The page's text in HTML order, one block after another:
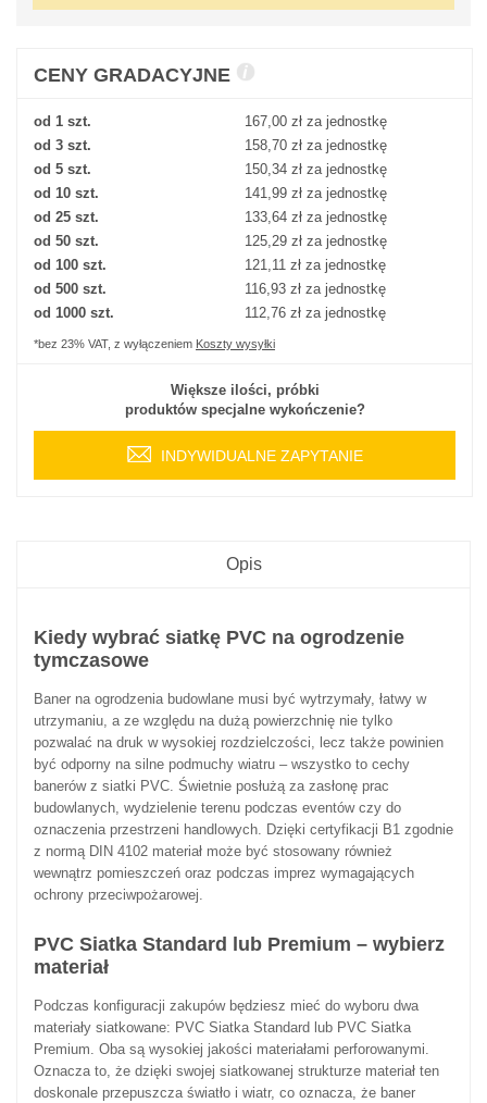
CENY GRADACYJNE
od 1 szt. 167,00 zł za jednostkę
od 3 szt.
158,70 zł za jednostkę
od 5 szt.
150,34 zł za jednostkę
od 10 szt.
141,99 zł za jednostkę
od 25 szt.
133,64 zł za jednostkę
od 50 szt.
125,29 zł za jednostkę
od 100 szt.
121,11 zł za jednostkę
od 500 szt.
116,93 zł za jednostkę
od 1000 szt.
112,76 zł za jednostkę
*bez 23% VAT, z wyłączeniem Koszty wysyłki
Większe ilości, próbki
produktów specjalne wykończenie?
INDYWIDUALNE ZAPYTANIE
Opis
Kiedy wybrać siatkę PVC na ogrodzenie
tymczasowe
Baner na ogrodzenia budowlane musi być wytrzymały, łatwy w
utrzymaniu, a ze względu na dużą powierzchnię nie tylko
pozwalać na druk w wysokiej rozdzielczości, lecz także powinien
być odporny na silne podmuchy wiatru – wszystko to cechy
banerów z siatki PVC. Świetnie posłużą za zasłonę prac
budowlanych, wydzielenie terenu podczas eventów czy do
oznaczenia przestrzeni handlowych. Dzięki certyfikacji B1 zgodnie
z normą DIN 4102 materiał może być stosowany również
wewnątrz pomieszczeń oraz podczas imprez wymagających
ochrony przeciwpożarowej.
PVC Siatka Standard lub Premium – wybierz
materiał
Podczas konfiguracji zakupów będziesz mieć do wyboru dwa
materiały siatkowane: PVC Siatka Standard lub PVC Siatka
Premium. Oba są wysokiej jakości materiałami perforowanymi.
Oznacza to, że dzięki swojej siatkowanej strukturze materiał ten
doskonale przepuszcza światło i wiatr, co oznacza, że baner